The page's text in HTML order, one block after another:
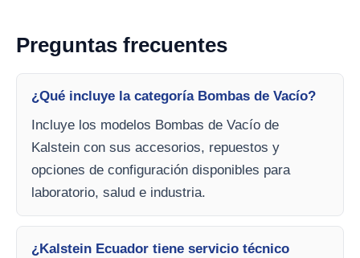
Preguntas frecuentes
¿Qué incluye la categoría Bombas de Vacío?
Incluye los modelos Bombas de Vacío de
Kalstein con sus accesorios, repuestos y
opciones de configuración disponibles para
laboratorio, salud e industria.
¿Kalstein Ecuador tiene servicio técnico